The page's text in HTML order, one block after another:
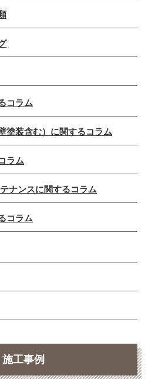
コラム
塗装含む）に関するコラム
ラム
ナンスに関するコラム
コラム
施工事例